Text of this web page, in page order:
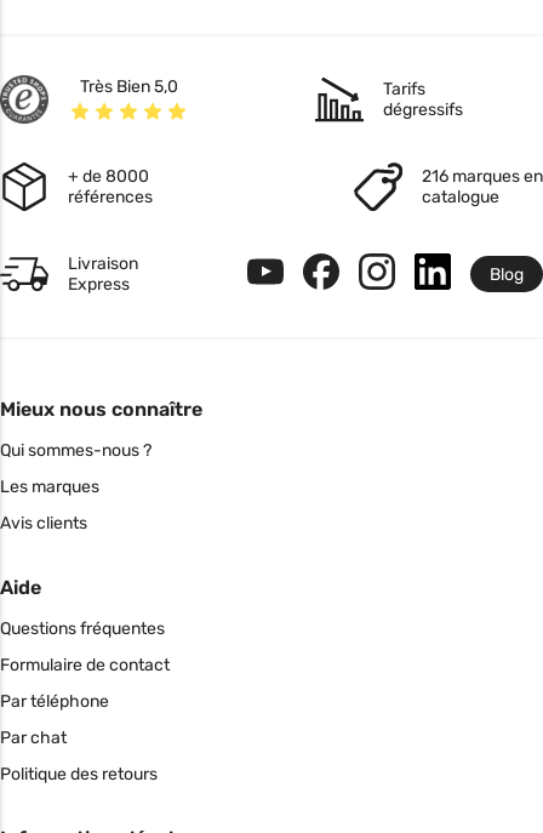
Très Bien 5,0
Tarifs
dégressifs
+ de 8000
références
216 marques en
catalogue
Livraison
Express
Blog
Mieux nous connaître
Qui sommes-nous ?
Les marques
Avis clients
Aide
Questions fréquentes
Formulaire de contact
Par téléphone
Par chat
Politique des retours